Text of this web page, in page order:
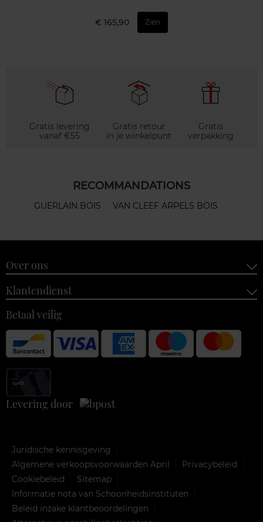
€ 165,90 Zien
Gratis levering
vanaf €55
Gratis retour
in je winkelpunt
Gratis
verpakking
RECOMMANDATIONS
GUERLAIN BOIS VAN CLEEF ARPELS BOIS
Over ons
Klantendienst
Betaal veilig
Levering door
Juridische kennisgeving
Algemene verkoopsvoorwaarden April
Privacybeleid
Cookiebeleid
Sitemap
Informatie nota van Schoonheidsinstituten
Beleid inzake klantbeoordelingen